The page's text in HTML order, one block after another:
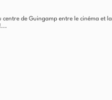
centre de Guingamp entre le cinéma et la